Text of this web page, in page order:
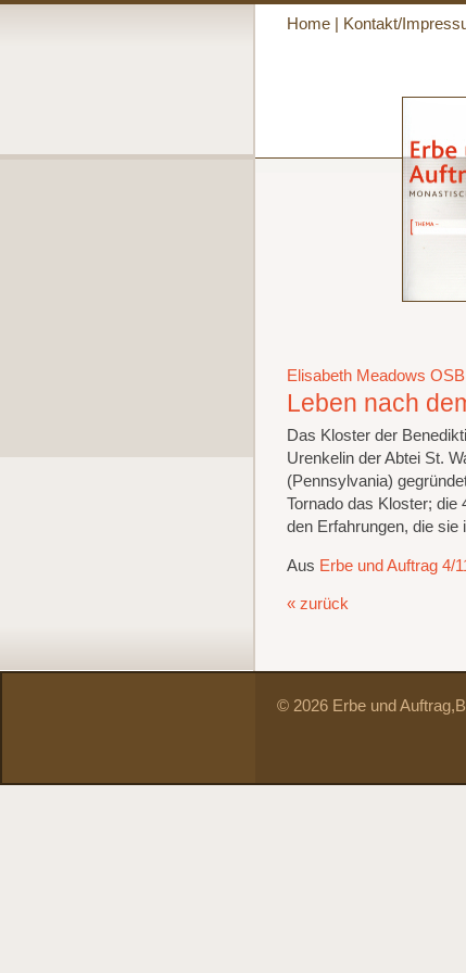
Home| Kontakt/
Elisabeth Meadows OSB
Leben nach
Das Kloster der
Urenkelin der Abtei St.
(Pennsylvania)
Tornado das Kloster;
den Erfahrungen, die sie
Aus Erbe und Auftrag 4/
« zurück
© 2026 Erbe und Auftrag,